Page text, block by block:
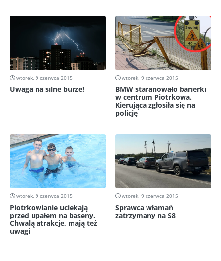
wtorek, 9 czerwca 2015
Uwaga na silne burze!
wtorek, 9 czerwca 2015
BMW staranowało barierki
w centrum Piotrkowa.
Kierująca zgłosiła się na
policję
wtorek, 9 czerwca 2015
Piotrkowianie uciekają
przed upałem na baseny.
Chwalą atrakcje, mają też
uwagi
wtorek, 9 czerwca 2015
Sprawca włamań
zatrzymany na S8